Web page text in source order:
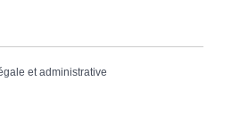
et administrative